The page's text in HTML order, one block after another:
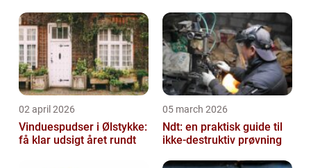
02 april 2026
Vinduespudser i Ølstykke:
få klar udsigt året rundt
05 march 2026
Ndt: en praktisk guide til
ikke-destruktiv prøvning